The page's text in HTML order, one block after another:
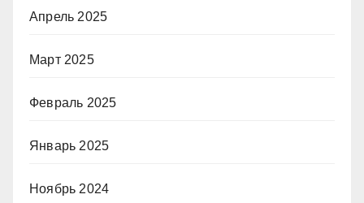
Апрель 2025
Март 2025
Февраль 2025
Январь 2025
Ноябрь 2024